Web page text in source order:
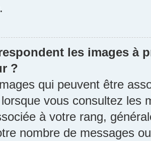
les images à
?
qui peuvent être
vous consultez les
à votre rang,
nombre de messages